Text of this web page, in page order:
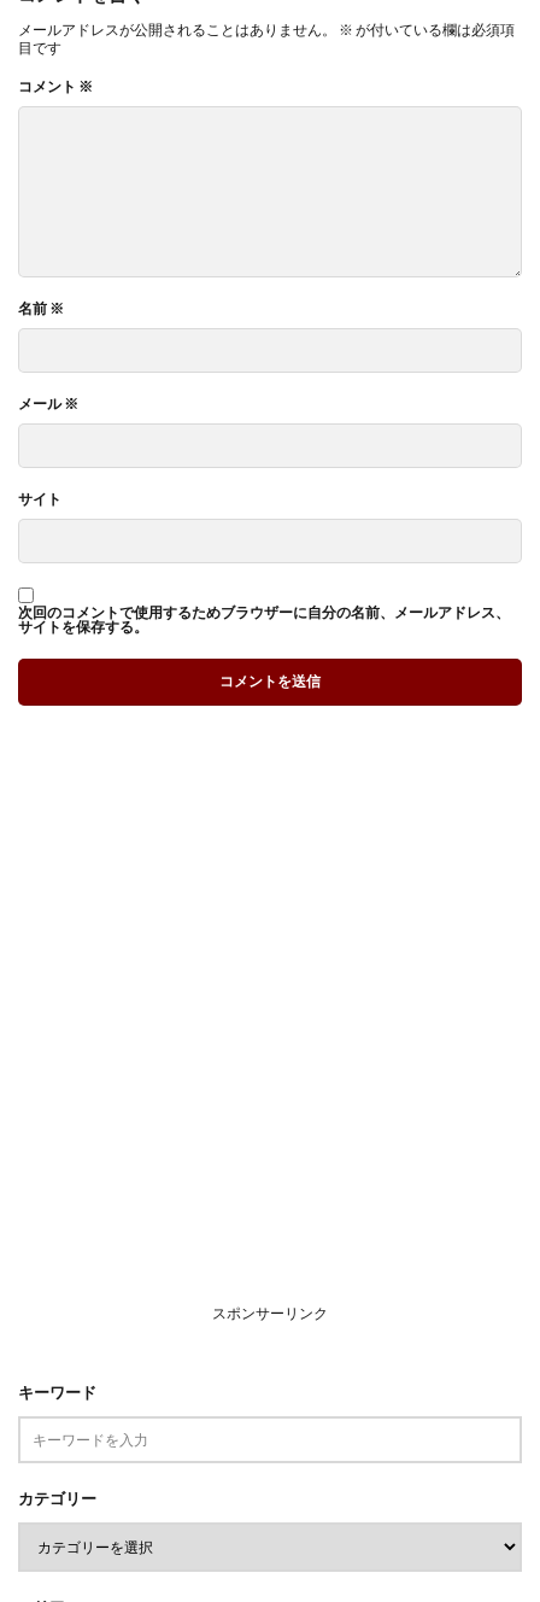
メールアドレスが公開されることはありません。 ※ が付いている欄は必須項
目です
コメント ※
名前 ※
メール※
サイト
次回のコメントで使用するためブラウザーに自分の名前、メールアドレス、
サイトを保存する。
スポンサーリンク
キーワード
カテゴリー